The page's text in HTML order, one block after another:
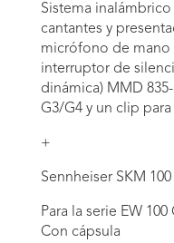
Sistema
cantantes y
micrófono de mano
interruptor de
dinámica) MMD
G3/G4 y un clip
+
Senn­heiser SKM
Para la serie EW 100
Con cápsula